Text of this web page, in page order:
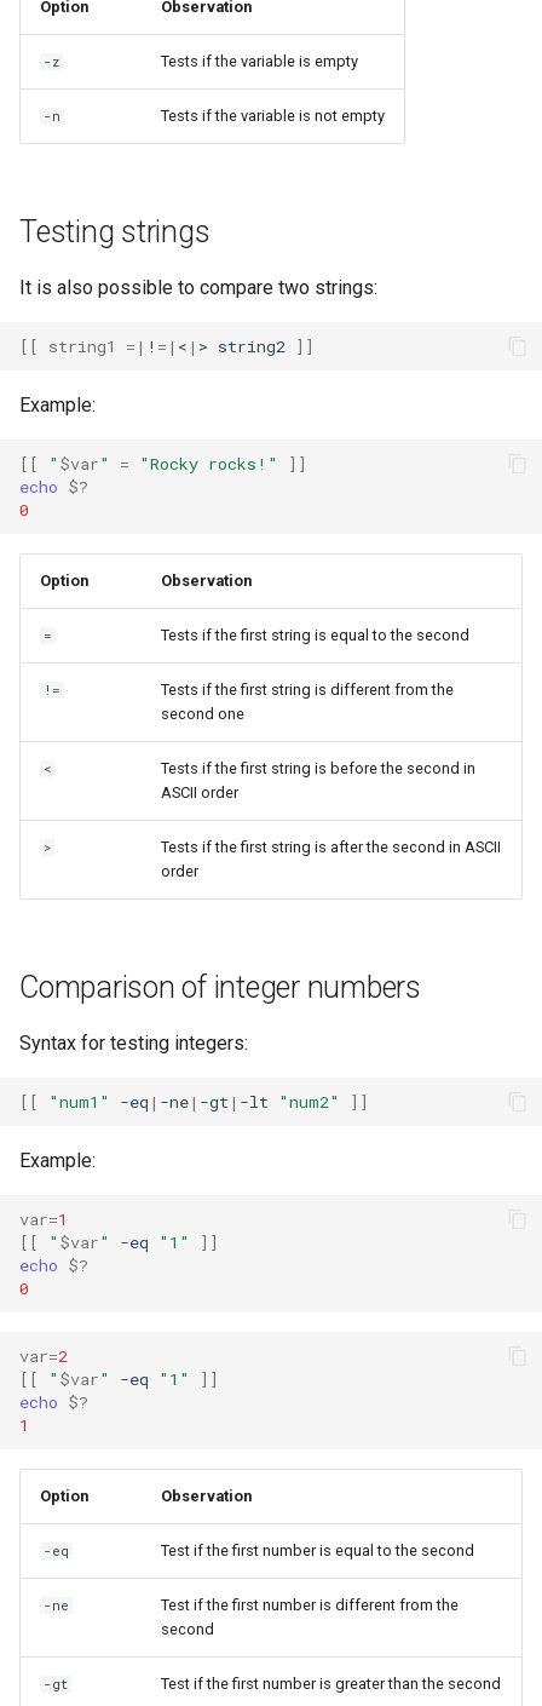
Option Observation
-z Tests if the variable is empty
-n Tests if the variable is not empty
Testing strings
It is also possible to compare two strings:
[[ string1 = | ! = | < | > string2 ]]
Example:
[[ " $var" = "Rocky rocks!"
]]
echo $?
0
Option Observation
= Tests if the first string is equal to the second
!=
Tests if the first string is different from the
second one
<
Tests if the first string is before the second in
ASCII order
>
Tests if the first string is after the second in ASCII
order
Comparison of integer numbers
Syntax for testing integers:
[[ "num1" -eq | -ne| -gt | -lt "num2" ]]
Example:
var=1
[[
" $var" -eq "1"
]]
echo $?
0
var=2
[[
" $var" -eq "1"
]]
echo $?
1
Option Observation
-eq Test if the first number is equal to the second
-ne
Test if the first number is different from the
second
-gt Test if the first number is greater than the second